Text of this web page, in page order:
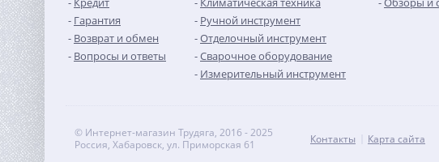
Гарантия
Возврат и обмен
Вопросы и ответы
Ручной инструмент
Отделочный инструмент
Сварочное оборудование
Измерительный инструмент
© Интернет-магазин Трудяга, 2016 - 2025
Россия, Хабаровск, ул. Приморская 61
Контакты Карта сайта